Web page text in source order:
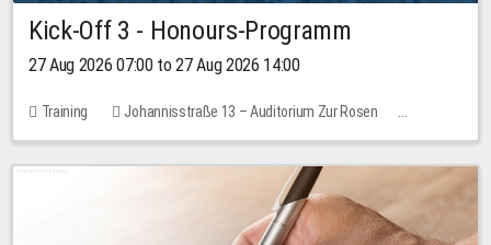
Kick-Off 3 - Honours-Programm
27 Aug 2026 07:00 to 27 Aug 2026 14:00
Training
Johannisstraße 13 – Auditorium Zur Rosen
11 places